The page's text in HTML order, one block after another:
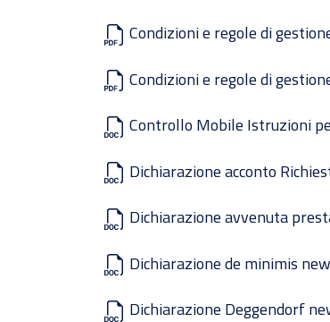
Condizioni e regole di
Condizioni e regole di
Controllo Mobile Istruzioni
Dichiarazione acconto
Dichiarazione avvenuta
Dichiarazione de minimis new
Dichiarazione Deggendorf